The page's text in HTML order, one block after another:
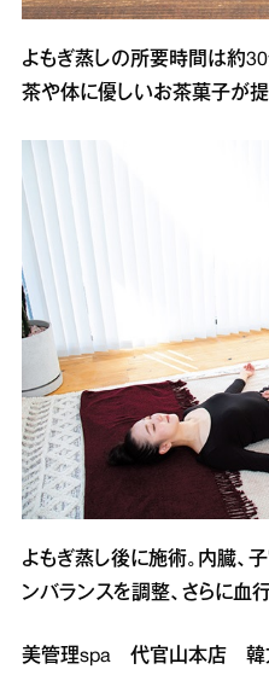
よもぎ蒸しの所要時間は約
茶や体に優しいお茶菓子が提
よもぎ蒸し後に施術。内臓、
ンバランスを調整、さらに血
美管理spa 代官山本店 韓